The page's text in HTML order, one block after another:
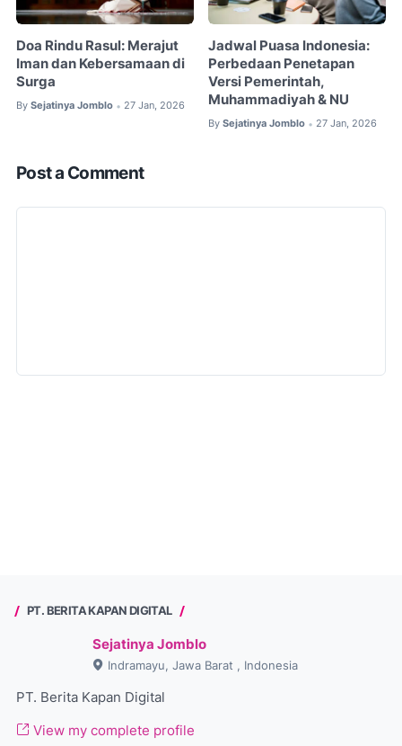
Doa Rindu Rasul: Merajut
Iman dan Kebersamaan di
Surga
By Sejatinya Jomblo • 27 Jan, 2026
Jadwal Puasa Indonesia:
Perbedaan Penetapan
Versi Pemerintah,
Muhammadiyah & NU
By Sejatinya Jomblo • 27 Jan, 2026
Post a Comment
PT. BERITA KAPAN DIGITAL
Sejatinya Jomblo
Indramayu, Jawa Barat , Indonesia
PT. Berita Kapan Digital
View my complete profile